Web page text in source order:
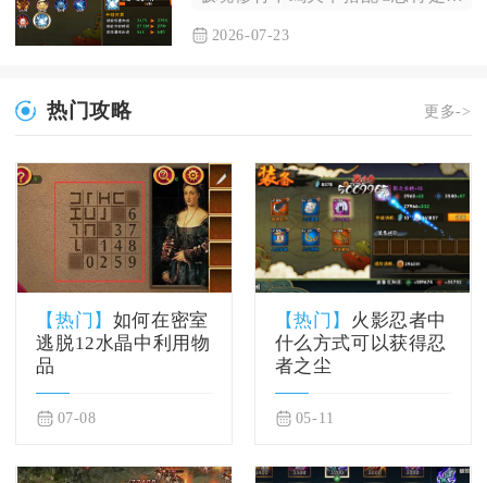
2026-07-23
热门攻略 更多->
【热门】 如何在密室
逃脱12水晶中利用物
品
07-08
【热门】 火影忍者中
什么方式可以获得忍
者之尘
05-11